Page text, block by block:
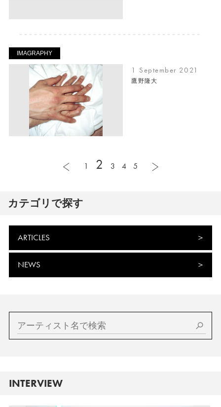
IMAGRAPHY
1 September 2021
鷹野隆大
1 2 3 4 5
カテゴリで探す
ARTICLES
NEWS
INTERVIEW